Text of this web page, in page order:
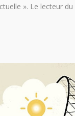
». Le lecteur